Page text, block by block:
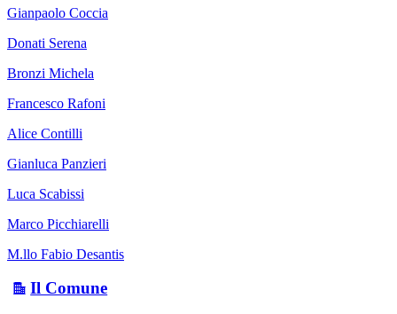
Gianpaolo Coccia
Donati Serena
Bronzi Michela
Francesco Rafoni
Alice Contilli
Gianluca Panzieri
Luca Scabissi
Marco Picchiarelli
M.llo Fabio Desantis
Il Comune